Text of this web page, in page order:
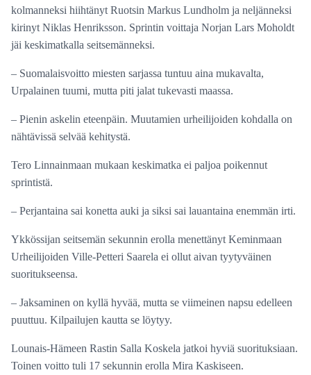
kolmanneksi hiihtänyt Ruotsin Markus Lundholm ja neljänneksi
kirinyt Niklas Henriksson. Sprintin voittaja Norjan Lars Moholdt
jäi keskimatkalla seitsemänneksi.
– Suomalaisvoitto miesten sarjassa tuntuu aina mukavalta,
Urpalainen tuumi, mutta piti jalat tukevasti maassa.
– Pienin askelin eteenpäin. Muutamien urheilijoiden kohdalla on
nähtävissä selvää kehitystä.
Tero Linnainmaan mukaan keskimatka ei paljoa poikennut
sprintistä.
– Perjantaina sai konetta auki ja siksi sai lauantaina enemmän irti.
Ykkössijan seitsemän sekunnin erolla menettänyt Keminmaan
Urheilijoiden Ville-Petteri Saarela ei ollut aivan tyytyväinen
suoritukseensa.
– Jaksaminen on kyllä hyvää, mutta se viimeinen napsu edelleen
puuttuu. Kilpailujen kautta se löytyy.
Lounais-Hämeen Rastin Salla Koskela jatkoi hyviä suorituksiaan.
Toinen voitto tuli 17 sekunnin erolla Mira Kaskiseen.